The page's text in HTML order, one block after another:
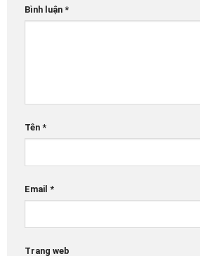
Bình luận *
Tên *
Email *
Trang web